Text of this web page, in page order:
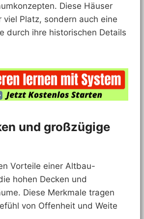
Diese Häuser
viel Platz, sondern auch eine
durch ihre historischen Details
und großzügige
Vorteile einer Altbau-
hohen Decken und
Diese Merkmale tragen
von Offenheit und Weite